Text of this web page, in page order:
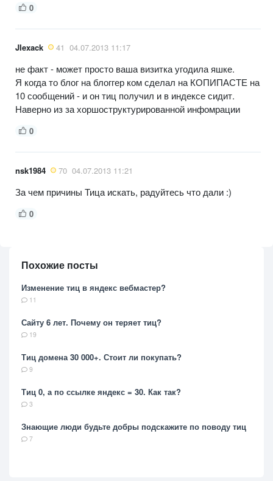
0
JIexack 41 04.07.2013 11:17
не факт - может просто ваша визитка угодила яшке.
Я когда то блог на блоггер ком сделал на КОПИПАСТЕ на
10 сообщений - и он тиц получил и в индексе сидит.
Наверно из за хоршоструктурированной инфомрации
0
nsk1984 70 04.07.2013 11:21
За чем причины Тица искать, радуйтесь что дали :)
0
Похожие посты
Изменение тиц в яндекс вебмастер?
11
Сайту 6 лет. Почему он теряет тиц?
19
Тиц домена 30 000+. Стоит ли покупать?
9
Тиц 0, а по ссылке яндекс = 30. Как так?
3
Знающие люди будьте добры подскажите по поводу тиц
7